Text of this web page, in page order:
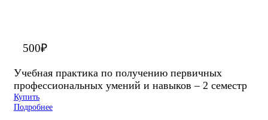
500₽
Учебная практика по получению первичных
профессиональных умений и навыков – 2 семестр
Купить
Подробнее